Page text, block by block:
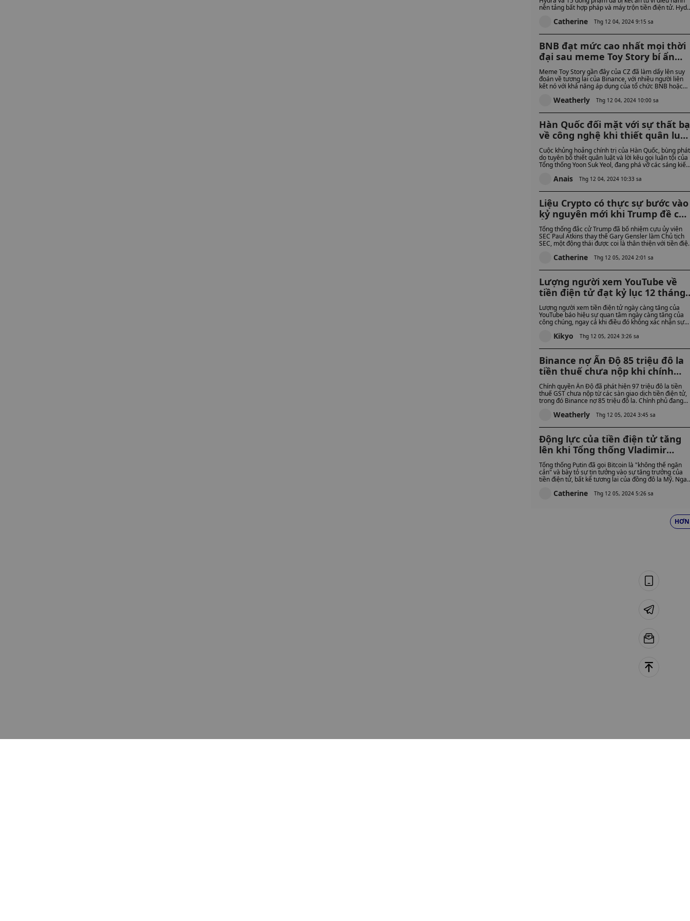
nền tảng bất hợp pháp và máy trộn tiền điện tử.
tử trước khi đóng cửa.
Catherine Thg 12 04, 2024 9:15 sa
BNB đạt mức cao nhất mọi thời
đại sau meme Toy Story bí ẩn
của CZ – Binance có đang chuẩn
bị cho một đợt tăng giá Altcoin
không?
Meme Toy Story gần đây của CZ đã làm dấy lên suy
đoán về tương lai của Binance, với nhiều người liên
kết nó với khả năng áp dụng của tổ chức BNB hoặc
tăng vọt lên mức cao nhất mọi thời đại mới là 776,80
trên thị trường khi các altcoin, bao gồm cả BNB, đang
tăng tốc.
Weatherly Thg 12 04, 2024 10:00 sa
Hàn Quốc đối mặt với sự thất
về công nghệ khi thiết quân luật
và luận tội đe dọa sự tiến bộ của
AI
Cuộc khủng hoảng chính trị của Hàn Quốc, bùng phát
do tuyên bố thiết quân luật và lời kêu gọi luận tội của
Tổng thống Yoon Suk Yeol, đang phá vỡ các sáng
chiến lược AI quốc gia. Sự bất ổn này đe dọa khả
cải cách công nghệ quan trọng của đất nước.
Anais Thg 12 04, 2024 10:33 sa
Liệu Crypto có thực sự bước vào
kỷ nguyên mới khi Trump đề cử
Ủy viên SEC Paul Atkins làm Chủ
tịch SEC tiếp theo không?
Tổng thống đắc cử Trump đã bổ nhiệm cựu ủy viên
SEC Paul Atkins thay thế Gary Gensler làm Chủ tịch
SEC, một động thái được coi là thân thiện với tiền
chứng minh" với chuyên môn về quản lý, việc bổ
tiền điện tử, bao gồm cả CEO Ripple Brad
Garlinghouse. Liệu điều này có đánh dấu một chương
mới cho quy định về tiền điện tử, bỏ lại các chính
gây tranh cãi của Gensler phía sau không?
Catherine Thg 12 05, 2024 2:01 sa
Lượng người xem YouTube về
tiền điện tử đạt kỷ lục 12 tháng
với 4,72 triệu lượt xem mỗi
Nội dung về tiền điện tử có
thu hút nhiều sự chú ý hơn
không?
Lượng người xem tiền điện tử ngày càng tăng của
YouTube báo hiệu sự quan tâm ngày càng tăng của
công chúng, ngay cả khi điều đó không xác nhận sự
dụng rộng rãi, liệu điều này có thể đánh dấu sự gia
điện tử không?
Kikyo Thg 12 05, 2024 3:26 sa
Binance nợ Ấn Độ 85 triệu đô la
tiền thuế chưa nộp khi chính
quyền phát hiện ra hành vi trốn
thuế lớn
Chính quyền Ấn Độ đã phát hiện 97 triệu đô la tiền
thuế GST chưa nộp từ các sàn giao dịch tiền điện tử,
trong đó Binance nợ 85 triệu đô la. Chính phủ đang
đối mặt với những thách thức toàn cầu ngày càng gia
gia.
Weatherly Thg 12 05, 2024 3:45 sa
Động lực của tiền điện tử tăng
lên khi Tổng thống Vladimir
Putin tuyên bố ủng hộ hoàn
Bitcoin khi Nga chấp nhận tiền
điện tử
Tổng thống Putin đã gọi Bitcoin là "không thể ngăn
cản" và bày tỏ sự tin tưởng vào sự tăng trưởng của
tiền điện tử, bất kể tương lai của đồng đô la Mỹ. Nga
tiền điện tử mới, miễn thuế VAT cho hoạt động khai
Catherine Thg 12 05, 2024 5:26 sa
HƠN